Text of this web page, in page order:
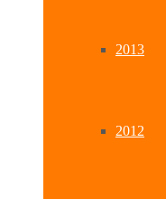
2013
2012